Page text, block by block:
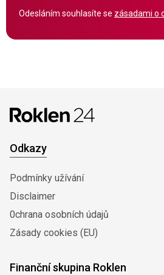
Odesláním souhlasíte se zásadami o
Odkazy
Podmínky užívání
Disclaimer
0chrana osobních údajů
Zásady cookies (EU)
Finanční skupina Roklen